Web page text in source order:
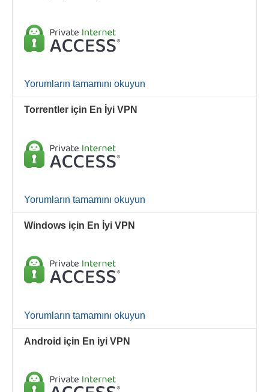
Yorumların tamamını okuyun
Torrentler için En İyi VPN
Yorumların tamamını okuyun
Windows için En İyi VPN
Yorumların tamamını okuyun
Android için En iyi VPN